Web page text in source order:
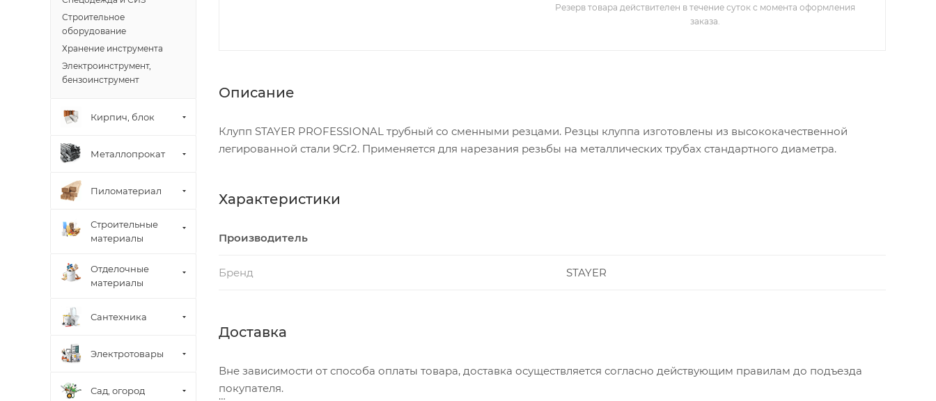
Резерв товара действителен в течение суток с момента оформления
заказа.
Описание
Клупп STAYER PROFESSIONAL трубный со сменными резцами. Резцы клуппа изготовлены из высококачественной
легированной стали 9Cr2. Применяется для нарезания резьбы на металлических трубах стандартного диаметра.
Характеристики
Производитель
Бренд STAYER
Доставка
Вне зависимости от способа оплаты товара, доставка осуществляется согласно действующим правилам до подъезда
покупателя.
Строительное
оборудование
Хранение инструмента
Электроинструмент,
бензоинструмент
Кирпич, блок
Металлопрокат
Пиломатериал
Строительные
материалы
Отделочные
материалы
Сантехника
Электротовары
Сад, огород